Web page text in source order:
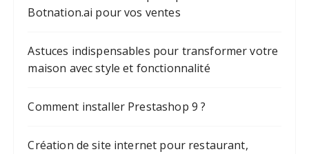
Botnation.ai pour vos ventes
Astuces indispensables pour transformer votre
maison avec style et fonctionnalité
Comment installer Prestashop 9 ?
Création de site internet pour restaurant,